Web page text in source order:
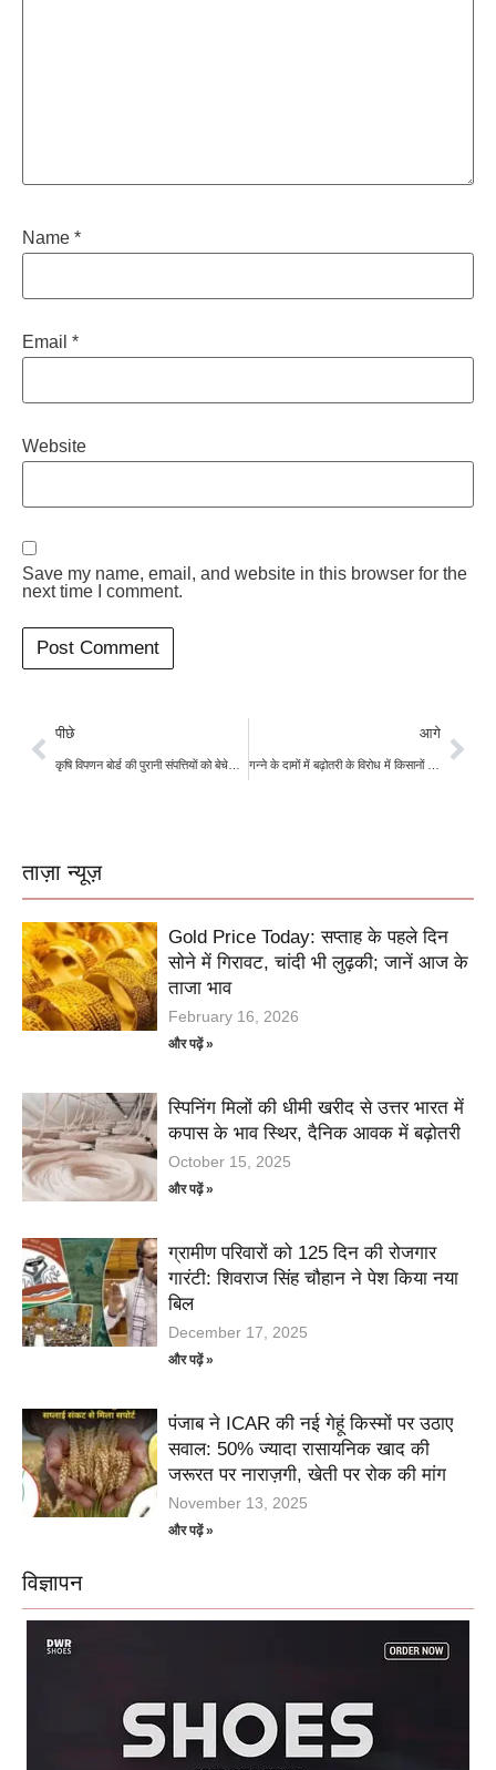
Name *
Email *
Website
Save my name, email, and website in this browser for the
next time I comment.
पीछे आगे
ताज़ा न्यूज़
Gold Price Today: सप्ताह के पहले दिन
सोने में गिरावट, चांदी भी लुढ़की; जानें आज के
ताजा भाव
February 16, 2026
और पढ़ें »
स्पिनिंग मिलों की धीमी खरीद से उत्तर भारत में
कपास के भाव स्थिर, दैनिक आवक में बढ़ोतरी
October 15, 2025
और पढ़ें »
ग्रामीण परिवारों को 125 दिन की रोजगार
गारंटी: शिवराज सिंह चौहान ने पेश किया नया
बिल
December 17, 2025
और पढ़ें »
पंजाब ने ICAR की नई गेहूं किस्मों पर उठाए
सवाल: 50% ज्यादा रासायनिक खाद की
जरूरत पर नाराज़गी, खेती पर रोक की मांग
November 13, 2025
और पढ़ें »
विज्ञापन